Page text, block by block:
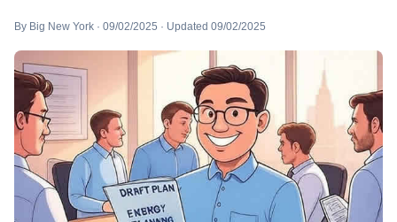
By Big New York · 09/02/2025 · Updated 09/02/2025